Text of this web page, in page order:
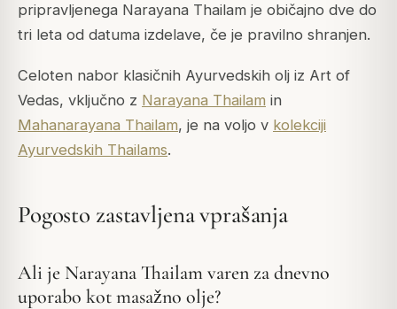
pripravljenega Narayana Thailam je običajno dve do
tri leta od datuma izdelave, če je pravilno shranjen.
Celoten nabor klasičnih Ayurvedskih olj iz Art of
Vedas, vključno z Narayana Thailam in
Mahanarayana Thailam, je na voljo v kolekciji
Ayurvedskih Thailams.
Pogosto zastavljena vprašanja
Ali je Narayana Thailam varen za dnevno
uporabo kot masažno olje?